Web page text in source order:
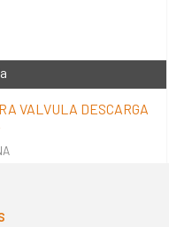
VALVULA DESCARGA